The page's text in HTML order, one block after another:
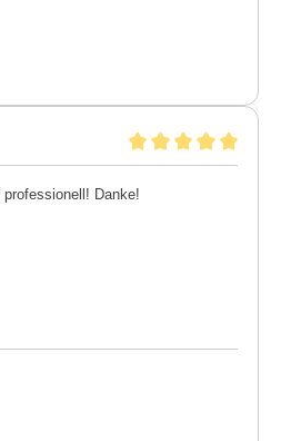
professionell! Danke!